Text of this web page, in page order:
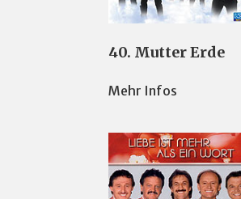
40. Mutter Erde
Mehr Infos